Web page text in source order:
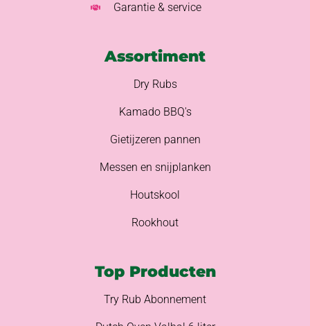
Garantie & service
Assortiment
Dry Rubs
Kamado BBQ's
Gietijzeren pannen
Messen en snijplanken
Houtskool
Rookhout
Top Producten
Try Rub Abonnement